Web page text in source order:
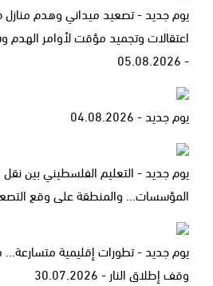
يوم جديد - تصعيد ميداني وهدم
اعتقالات وتجميد مؤقت لأوامر
- 05.08.2026
يوم جديد - 04.08.2026
يوم جديد - التعليم الفلسطيني بين
المؤسسات... والمنطقة على وقع التصعيد -
يوم جديد - تطورات إقليمية متسارعة...
وقف إطلاق النار - 30.07.2026